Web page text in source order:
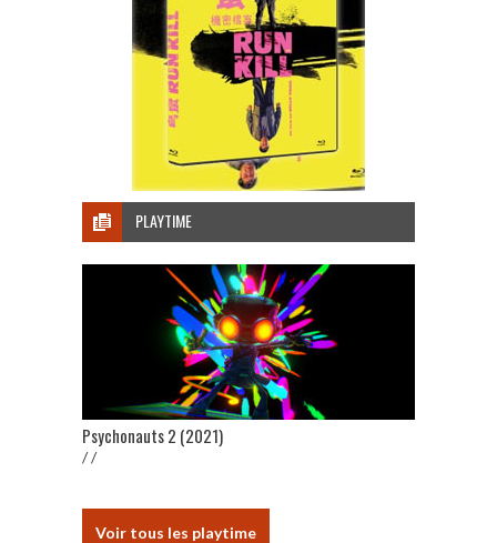
PLAYTIME
Psychonauts 2 (2021)
/ /
Voir tous les playtime